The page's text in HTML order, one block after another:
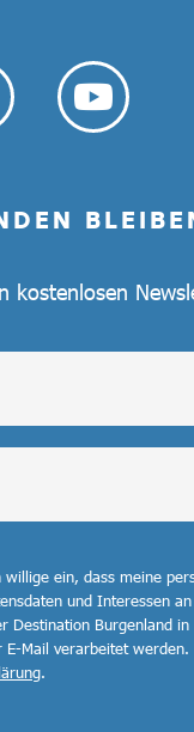
kostenlosen
ein, dass meine
und Interessen
Destination Burgenland
E-Mail verarbeitet
.